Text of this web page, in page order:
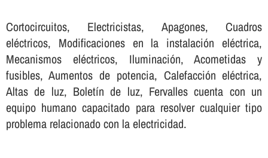
Cortocircuitos, Electricistas, Apagones, Cuadros
eléctricos, Modificaciones en la instalación eléctrica,
Mecanismos eléctricos, Iluminación, Acometidas y
fusibles, Aumentos de potencia, Calefacción eléctrica,
Altas de luz, Boletí­n de luz, Fervalles cuenta con un
equipo humano capacitado para resolver cualquier tipo
problema relacionado con la electricidad.